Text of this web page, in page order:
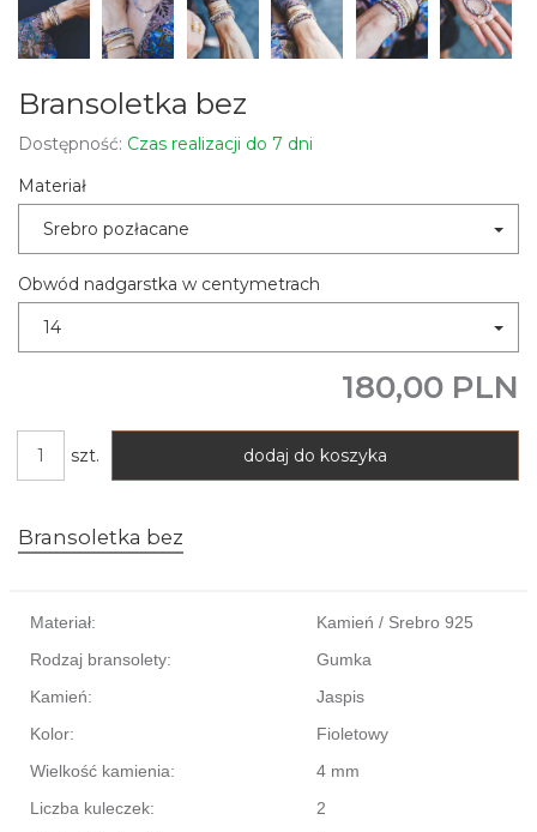
Bransoletka bez
Dostępność: Czas realizacji do 7 dni
Materiał
Srebro pozłacane
Obwód nadgarstka w centymetrach
14
180,00 PLN
szt. dodaj do koszyka
Bransoletka bez
Materiał:
Kamień / Srebro 925
Rodzaj bransolety:
Gumka
Kamień:
Jaspis
Kolor:
Fioletowy
Wielkość kamienia:
4 mm
Liczba kuleczek:
2